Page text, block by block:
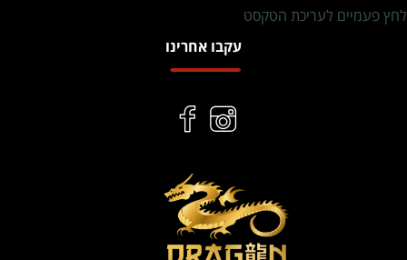
לחץ פעמיים לעריכת הטקסט
עקבו אחרינו